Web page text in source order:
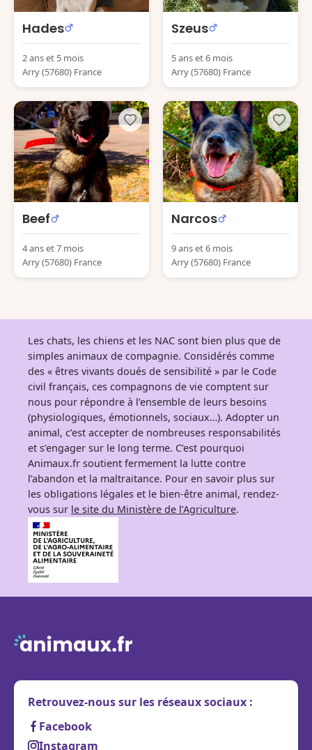
Hades
2 ans et 5 mois
Arry (57680) France
Szeus
5 ans et 6 mois
Arry (57680) France
Beef
4 ans et 7 mois
Arry (57680) France
Narcos
9 ans et 6 mois
Arry (57680) France
Les chats, les chiens et les NAC sont bien plus que de
simples animaux de compagnie. Considérés comme
des « êtres vivants doués de sensibilité » par le Code
civil français, ces compagnons de vie comptent sur
nous pour répondre à l’ensemble de leurs besoins
(physiologiques, émotionnels, sociaux…). Adopter un
animal, c’est accepter de nombreuses responsabilités
et s’engager sur le long terme. C’est pourquoi
Animaux.fr soutient fermement la lutte contre
l’abandon et la maltraitance. Pour en savoir plus sur
les obligations légales et le bien-être animal, rendez-
vous sur le site du Ministère de l’Agriculture.
Retrouvez-nous sur les réseaux sociaux :
Facebook
Instagram